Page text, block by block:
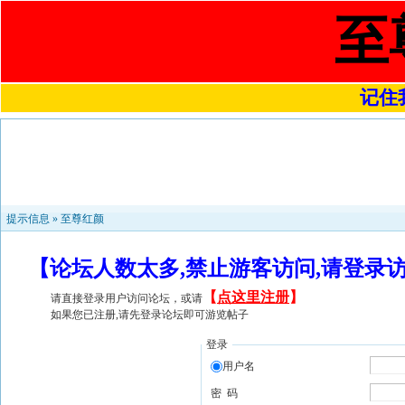
至
记住
提示信息 » 至尊红颜
【论坛人数太多,禁止游客访问,请登
请直接登录用户访问论坛，或请 【 点这里注册】
如果您已注册,请先登录论坛即可游览帖子
登录
用户名
密 码